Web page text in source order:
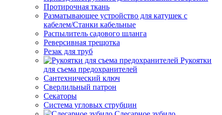
Протирочная ткань
Разматывающее устройство для катушек с
кабелем/Станки кабельные
Распылитель садового шланга
Реверсивная трещотка
Резак для труб
Рукоятки
для съема предохранителей
Сантехнический ключ
Сверлильный патрон
Секаторы
Система угловых струбцин